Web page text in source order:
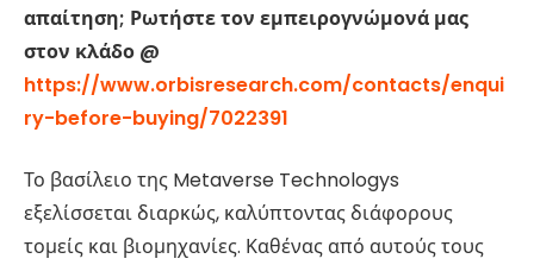
απαίτηση; Ρωτήστε τον εμπειρογνώμονά μας
στον κλάδο @
https://www.orbisresearch.com/contacts/enqui
ry-before-buying/7022391
Το βασίλειο της Metaverse Technologys
εξελίσσεται διαρκώς, καλύπτοντας διάφορους
τομείς και βιομηχανίες. Καθένας από αυτούς τους